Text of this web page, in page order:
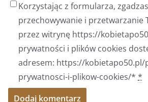
Korzystając z formularza,
przechowywanie i przetwarzanie
przez witrynę https://
prywatności i plików cookies
adresem: https://kobietapo50.pl/
prywatnosci-i-plikow-cookies/* *